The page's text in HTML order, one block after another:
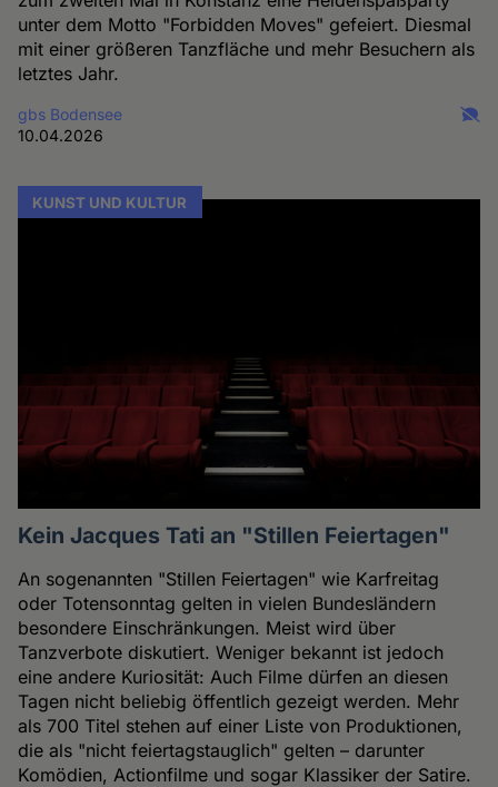
unter dem Motto "Forbidden Moves" gefeiert. Diesmal
mit einer größeren Tanzfläche und mehr Besuchern als
letztes Jahr.
gbs Bodensee
10.04.2026
KUNST UND KULTUR
Kein Jacques Tati an "Stillen Feiertagen"
An sogenannten "Stillen Feiertagen" wie Karfreitag
oder Totensonntag gelten in vielen Bundesländern
besondere Einschränkungen. Meist wird über
Tanzverbote diskutiert. Weniger bekannt ist jedoch
eine andere Kuriosität: Auch Filme dürfen an diesen
Tagen nicht beliebig öffentlich gezeigt werden. Mehr
als 700 Titel stehen auf einer Liste von Produktionen,
die als "nicht feiertagstauglich" gelten – darunter
Komödien, Actionfilme und sogar Klassiker der Satire.